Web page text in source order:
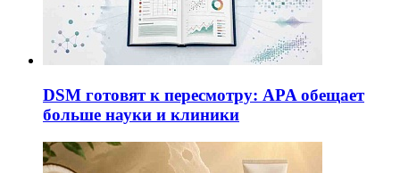
DSM готовят к пересмотру: APA обещает
больше науки и клиники